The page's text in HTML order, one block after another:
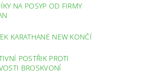
NA POSYP OD FIRMY
KARATHANE NEW KONČÍ
POSTŘIK PROTI
BROSKVONÍ